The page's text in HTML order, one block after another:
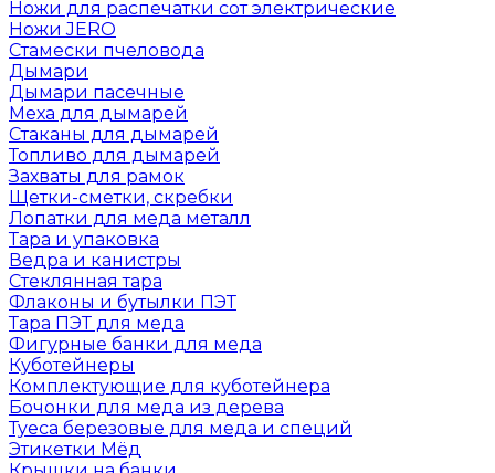
Ножи для распечатки сот электрические
Ножи JERO
Стамески пчеловода
Дымари
Дымари пасечные
Меха для дымарей
Стаканы для дымарей
Топливо для дымарей
Захваты для рамок
Щетки-сметки, скребки
Лопатки для меда металл
Тара и упаковка
Ведра и канистры
Стеклянная тара
Флаконы и бутылки ПЭТ
Тара ПЭТ для меда
Фигурные банки для меда
Куботейнеры
Комплектующие для куботейнера
Бочонки для меда из дерева
Туеса березовые для меда и специй
Этикетки Мёд